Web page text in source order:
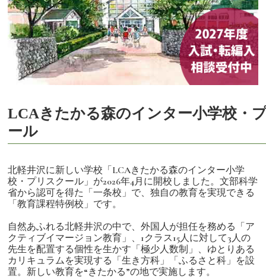
LCAきたかる森のインター小学校・
ール
北軽井沢に新しい学校「LCAきたかる森のインター小学
校・プリスクール」が2026年4月に開校しました。文部科学
省から認可を得た「一条校」で、独自の教育を実現できる
「教育課程特例校」です。
自然あふれる北軽井沢の中で、外国人が担任を務める「ア
クティブイマージョン教育」、1クラス15人に対して3人の
先生を配置する個性を生かす「極少人数制」、ゆとりある
カリキュラムを実現する「生き方科」「ふるさと科」を設
置。新しい教育を“きたかる”の地で実施します。